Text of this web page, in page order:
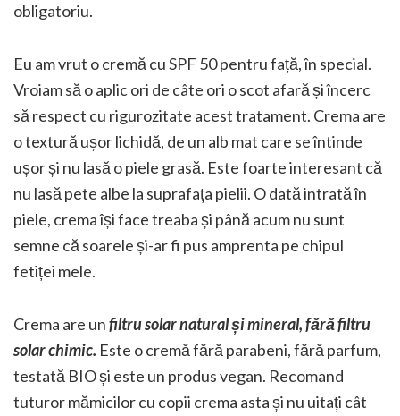
obligatoriu.
Eu am vrut o cremă cu SPF 50 pentru față, în special.
Vroiam să o aplic ori de câte ori o scot afară și încerc
să respect cu rigurozitate acest tratament. Crema are
o textură ușor lichidă, de un alb mat care se întinde
ușor și nu lasă o piele grasă. Este foarte interesant că
nu lasă pete albe la suprafața pielii. O dată intrată în
piele, crema își face treaba și până acum nu sunt
semne că soarele și-ar fi pus amprenta pe chipul
fetiței mele.
Crema are unfiltru solar natural și mineral, fără filtru
solar chimic. Este o cremă fără parabeni, fără parfum,
testată BIO și este un produs vegan. Recomand
tuturor mămicilor cu copii crema asta și nu uitați cât